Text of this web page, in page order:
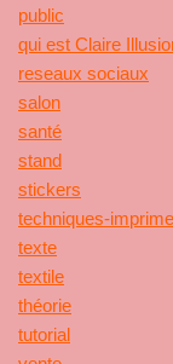
public
qui est Claire
reseaux sociaux
salon
santé
stand
stickers
techniques-
texte
textile
théorie
tutorial